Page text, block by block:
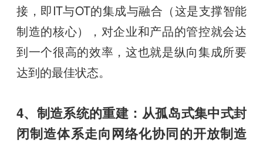
接，即IT与OT的集成与融合（这是支撑智能
制造的核心），对企业和产品的管控就会达
到一个很高的效率，这也就是纵向集成所要
达到的最佳状态。
4、制造系统的重建：从孤岛式集中式封
闭制造体系走向网络化协同的开放制造